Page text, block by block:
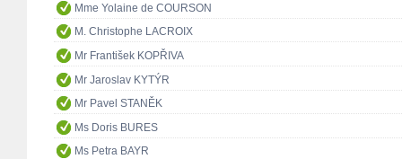
Mme Yolaine de COURSON
M. Christophe LACROIX
Mr František KOPŘIVA
Mr Jaroslav KYTÝR
Mr Pavel STANĚK
Ms Doris BURES
Ms Petra BAYR